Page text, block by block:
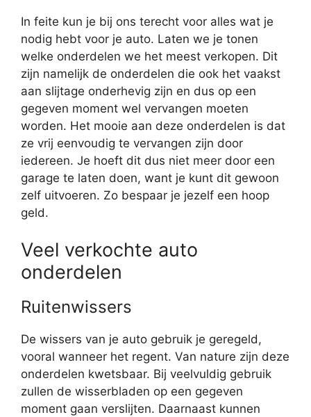
In feite kun je bij ons terecht voor alles wat je
nodig hebt voor je auto. Laten we je tonen
welke onderdelen we het meest verkopen. Dit
zijn namelijk de onderdelen die ook het vaakst
aan slijtage onderhevig zijn en dus op een
gegeven moment wel vervangen moeten
worden. Het mooie aan deze onderdelen is dat
ze vrij eenvoudig te vervangen zijn door
iedereen. Je hoeft dit dus niet meer door een
garage te laten doen, want je kunt dit gewoon
zelf uitvoeren. Zo bespaar je jezelf een hoop
geld.
Veel verkochte auto
onderdelen
Ruitenwissers
De wissers van je auto gebruik je geregeld,
vooral wanneer het regent. Van nature zijn deze
onderdelen kwetsbaar. Bij veelvuldig gebruik
zullen de wisserbladen op een gegeven
moment gaan verslijten. Daarnaast kunnen